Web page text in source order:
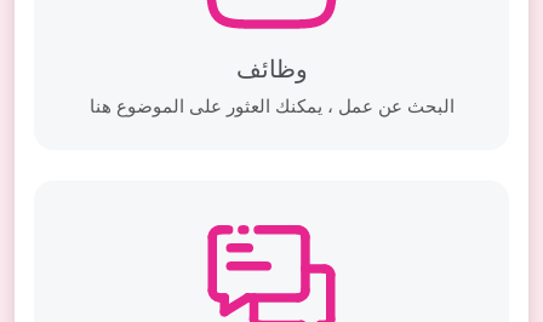
وظائف
البحث عن عمل ، يمكنك العثور على الموضوع هنا